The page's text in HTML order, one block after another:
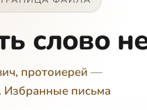
слово
протоиерей —
Избранные письма